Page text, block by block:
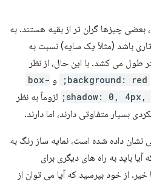
چیزها گران تر از بقیه هستند. به
باشد (مثلاً یک سایه) نسبت به
می کشد. با این حال، از نظر
background: red; و box-
shadow: 0,
لزوماً به نظر
بسیار متفاوتی دارند، اما دارند.
نشان داده شده است، نمایه ساز رنگ به
باید به راه های دیگری برای
از خود بپرسید که آیا می توان از